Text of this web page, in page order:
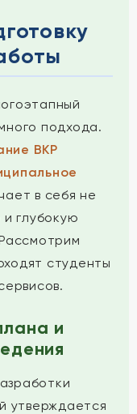
подхода.
ВКР
в себя не
глубокую
студенты
и
утверждается